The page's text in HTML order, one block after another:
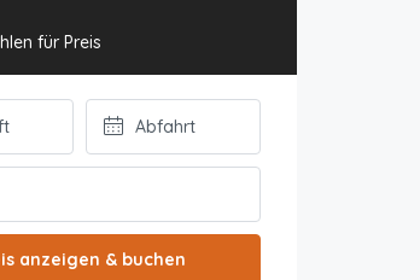
für Preis
anzeigen & buchen